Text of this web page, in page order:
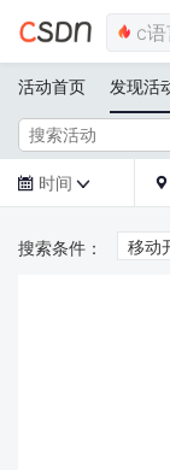
活动首页 发现活
 时间  
移动